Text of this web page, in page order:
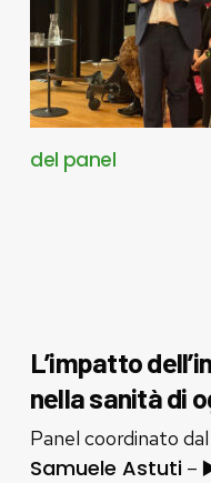
del panel
L’impatto
nella sanità di
Panel coordinato
Samuele Astuti–